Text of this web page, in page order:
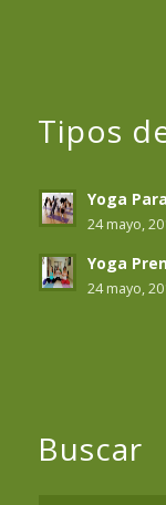
Tipos
Yoga
24 mayo,
Yoga
24 mayo,
Buscar